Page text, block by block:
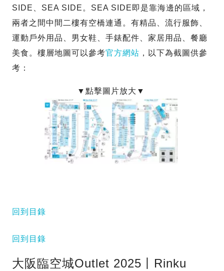
SIDE、SEA SIDE。SEA SIDE即是靠海邊的區域，
兩者之間中間二樓有空橋連通。有精品、流行服飾、
運動戶外用品、男女鞋、手錶配件、家居用品、餐廳
美食。樓層地圖可以參考官方網站 ，以下為截圖供參
考：
回到目錄
回到目錄
大阪臨空城Outlet 2025丨Rinku